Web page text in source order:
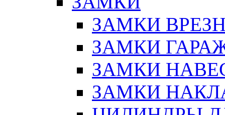
ЗАМКИ
ЗАМКИ
ЗАМКИ
ЗАМКИ